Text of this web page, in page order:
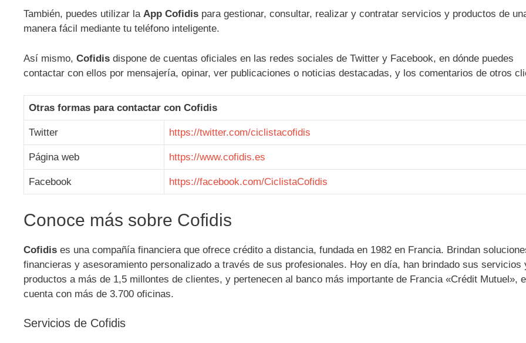
También, puedes utilizar la App Cofidis para gestionar, consultar, realizar y contratar servicios y productos de
manera fácil mediante tu teléfono inteligente.
Así mismo, Cofidis dispone de cuentas oficiales en las redes sociales de Twitter y Facebook, en dónde puedes
contactar con ellos por mensajería, opinar, ver publicaciones o noticias destacadas, y los comentarios de otros
Otras formas para contactar con Cofidis
Twitter https://twitter.com/ciclistacofidis
Página web https://www.cofidis.es
Facebook https://facebook.com/CiclistaCofidis
Conoce más sobre Cofidis
Cofidis es una compañía financiera que ofrece crédito a distancia, fundada en 1982 en Francia. Brindan
financieras y asesoramiento personalizado a través de sus profesionales. Hoy en día, han brindado sus servicios
productos a más de 1,5 millontes de clientes, y pertenecen al banco más importante de Francia «Crédit Mutuel»,
cuenta con más de 3.700 oficinas.
Servicios de Cofidis